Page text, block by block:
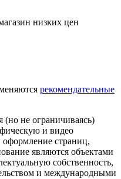
низких цен
рекомендательные
(но не ограничиваясь)
и видео
страниц,
являются объектами
собственность,
и международными